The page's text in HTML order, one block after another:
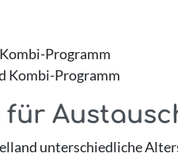
Programm
Kombi-Programm
unterschiedliche